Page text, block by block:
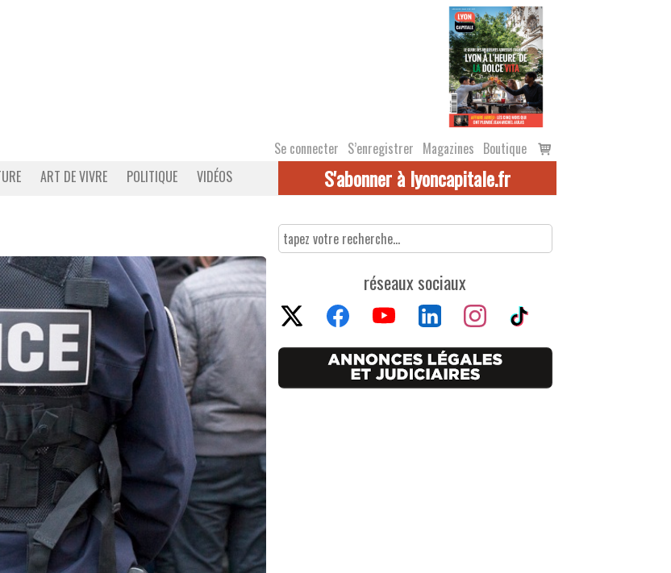
Se connecter S’enregistrer Magazines Boutique
Voir
le
ART DE VIVRE POLITIQUE VIDÉOS S'abonner à lyoncapitale.fr
réseaux sociaux